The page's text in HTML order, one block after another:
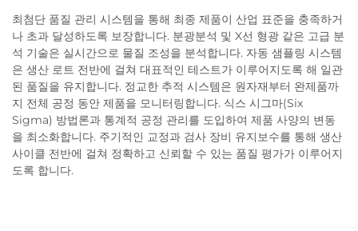
최첨단 품질 관리 시스템을 통해 최종 제품이 산업 표준을 충족하거
나 초과 달성하도록 보장합니다. 분광분석 및 X선 형광 같은 고급 분
석 기술은 실시간으로 물질 조성을 분석합니다. 자동 샘플링 시스템
은 생산 로트 전반에 걸쳐 대표적인 테스트가 이루어지도록 해 일관
된 품질을 유지합니다. 정교한 추적 시스템은 원자재부터 완제품까
지 전체 공정 동안 제품을 모니터링합니다. 식스 시그마(Six
Sigma) 방법론과 통계적 공정 관리를 도입하여 제품 사양의 변동
을 최소화합니다. 주기적인 교정과 검사 장비 유지보수를 통해 생산
사이클 전반에 걸쳐 정확하고 신뢰할 수 있는 품질 평가가 이루어지
도록 합니다.